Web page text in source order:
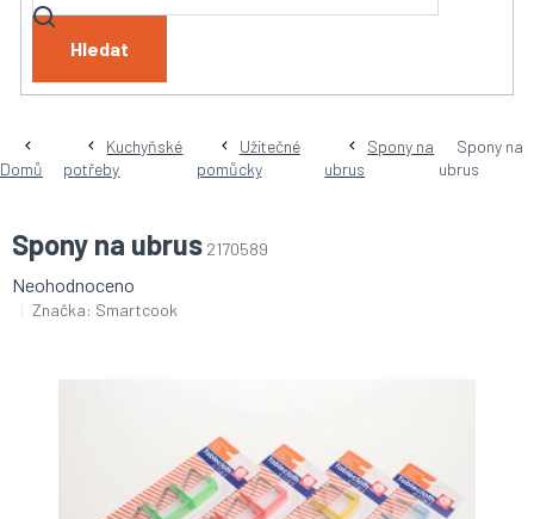
Hledat
Domů
Kuchyňské
potřeby
Užitečné
pomůcky
Spony na
ubrus
Spony na
ubrus
Spony na ubrus 2170589
Průměrné
hodnocení
Neohodnoceno
Značka: Smartcook